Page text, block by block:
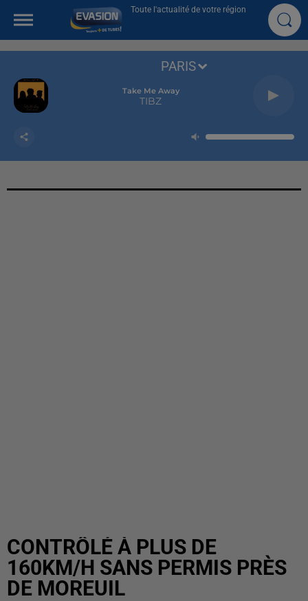
Toute l'actualité de votre région
Take Me Away
TIBZ
PARIS
CONTRÔLÉ À PLUS DE
160KM/H SANS PERMIS PRÈS
DE MOREUIL